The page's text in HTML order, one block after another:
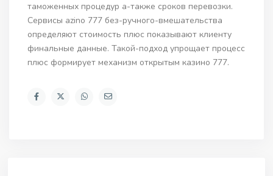
таможенных процедур а-также сроков перевозки.
Сервисы azino 777 без-ручного-вмешательства
определяют стоимость плюс показывают клиенту
финальные данные. Такой-подход упрощает процесс
плюс формирует механизм открытым казино 777.